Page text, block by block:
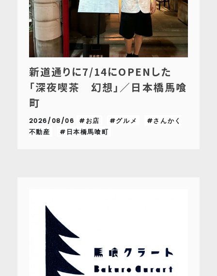
新道通りに7/14にOPENした
「深夜喫茶 幻想」／日本橋馬喰
町
2026/08/06 #お店 #グルメ
#さんかく
不動産
#日本橋馬喰町